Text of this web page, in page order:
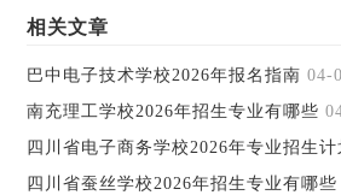
相关文章
巴中电子技术学校2026年报名指南 04-
南充理工学校2026年招生专业有哪些
四川省电子商务学校2026年专业招生计
四川省蚕丝学校2026年招生专业有哪些